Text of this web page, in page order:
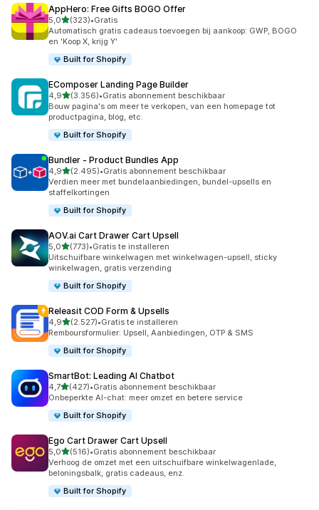
AppHero: Free Gifts BOGO Offer
5,0van 5 sterren
(323)
323 recensies in totaal
•Gratis
Automatisch gratis cadeaus toevoegen bij aankoop: GWP, BOGO
en 'Koop X, krijg Y'
Built for Shopify
EComposer Landing Page Builder
4,9van 5 sterren
(3.356)
3356 recensies in totaal
•Gratis abonnement beschikbaar
Bouw pagina's om meer te verkopen, van een homepage tot
productpagina, blog, etc.
Built for Shopify
Bundler ‑ Product Bundles App
4,9van 5 sterren
(2.495)
2495 recensies in totaal
•Gratis abonnement beschikbaar
Verdien meer met bundelaanbiedingen, bundel-upsells en
staffelkortingen
Built for Shopify
AOV.ai Cart Drawer Cart Upsell
5,0van 5 sterren
(773)
773 recensies in totaal
•Gratis te installeren
Uitschuifbare winkelwagen met winkelwagen-upsell, sticky
winkelwagen, gratis verzending
Built for Shopify
Releasit COD Form & Upsells
4,9van 5 sterren
(2.527)
2527 recensies in totaal
•Gratis te installeren
Remboursformulier: Upsell, Aanbiedingen, OTP & SMS
Built for Shopify
SmartBot: Leading AI Chatbot
4,7van 5 sterren
(427)
427 recensies in totaal
•Gratis abonnement beschikbaar
Onbeperkte AI-chat: meer omzet en betere service
Built for Shopify
Ego Cart Drawer Cart Upsell
5,0van 5 sterren
(516)
516 recensies in totaal
•Gratis abonnement beschikbaar
Verhoog de omzet met een uitschuifbare winkelwagenlade,
beloningsbalk, gratis cadeaus, enz.
Built for Shopify